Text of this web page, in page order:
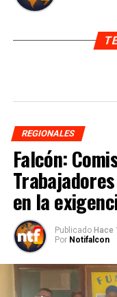
REGIONALES
Falcón:
en la
Publicado Hace
Por Notifalcon